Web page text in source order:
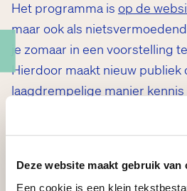
Deze website maakt gebruik van
Een cookie is een klein
Het programma is op de
maar ook als
je zomaar in een voorstelling
Hierdoor maakt nieuw publiek
laagdrempelige manier kennis
selectieprocedure, waardoor
voorstelling vijf tot tien keer